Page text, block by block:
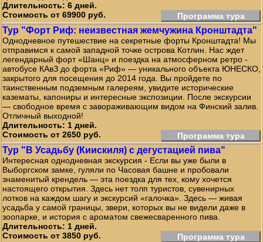
Длительность: 6 дней.
Стоимость от 69900 руб.
Программа тура
Тур "Форт Риф: неизвестная жемчужина Кронштадта"
Однодневное путешествие на секретные форты Кронштадта! Мы
отправимся к самой западной точке острова Котлин. Нас ждет
легендарный форт «Шанц» и поездка на атмосферном ретро -
автобусе КАвЗ до форта «Риф» — уникального объекта ЮНЕСКО,
закрытого для посещения до 2014 года. Вы пройдете по
таинственным подземным галереям, увидите исторические
казематы, капониры и интересные экспозиции. После экскурсии
— свободное время с завораживающим видом на Финский залив.
Отличный выходной!
Длительность: 1 дней.
Стоимость от 2650 руб.
Программа тура
Тур "В Усадьбу (Киискиля) с дегустацией пива"
Интересная однодневная экскурсия - Если вы уже были в
Выборгском замке, гуляли по Часовая башне и пробовали
знаменитый крендель — эта поездка для тех, кому хочется
настоящего открытия. Здесь нет толп туристов, сувенирных
лотков на каждом шагу и экскурсий «галочка». Здесь — живая
усадьба у самой границы, звери, которых вы не видели даже в
зоопарке, и история с ароматом свежесваренного пива.
Длительность: 1 дней.
Стоимость от 3850 руб.
Программа тура